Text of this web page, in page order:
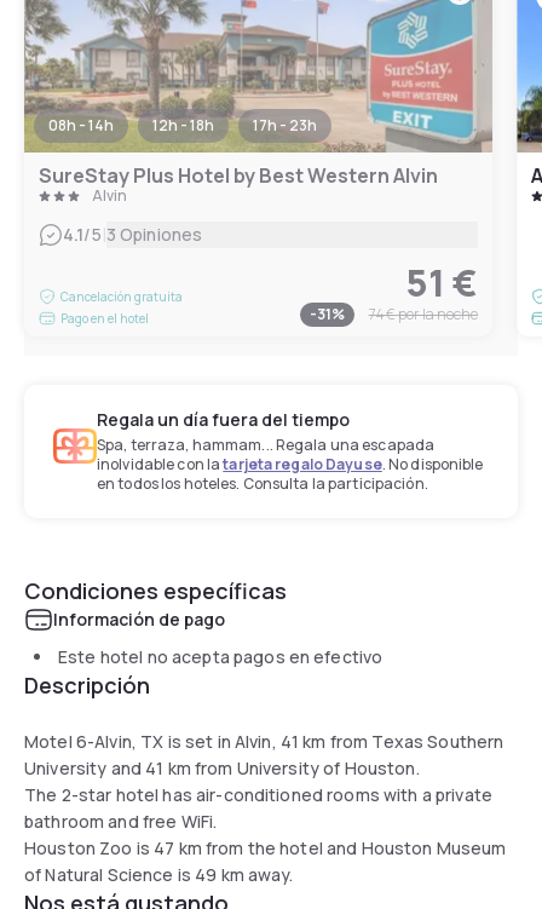
08h - 14h 12h - 18h 17h - 23h
SureStay Plus Hotel by Best Western Alvin
Alvin
4.1/5|3 Opiniones
Cancelación gratuita
Pago en el hotel
51 €
-31% 74 €por la noche
Regala un día fuera del tiempo
Spa, terraza, hammam... Regala una escapada
inolvidable con latarjeta regalo Dayuse. No disponible
en todos los hoteles. Consulta la participación.
Condiciones específicas
Información de pago
Este hotel no acepta pagos en efectivo
Descripción
Motel 6-Alvin, TX is set in Alvin, 41 km from Texas Southern
University and 41 km from University of Houston.
The 2-star hotel has air-conditioned rooms with a private
bathroom and free WiFi.
Houston Zoo is 47 km from the hotel and Houston Museum
of Natural Science is 49 km away.
Nos está gustando